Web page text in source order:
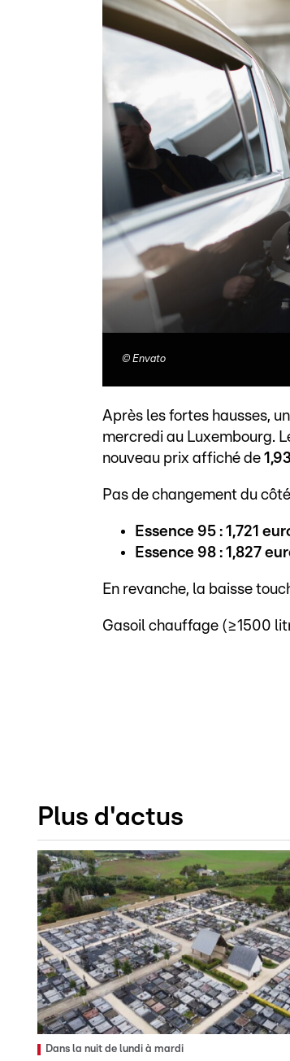
© Envato
Après les fortes hausses,
mercredi au Luxembourg.
nouveau prix affiché de
Pas de changement du
Essence 95 : 1,721
Essence 98 : 1,827
En revanche, la baisse
Gasoil chauffage (≥1500
Plus d'actus
Dans la nuit de lundi à mardi